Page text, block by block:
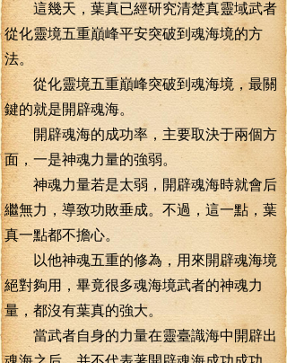
這幾天，葉真已經研究清楚真靈域武者
從化靈境五重巔峰平安突破到魂海境的方
法。
從化靈境五重巔峰突破到魂海境，最關
鍵的就是開辟魂海。
開辟魂海的成功率，主要取決于兩個方
面，一是神魂力量的強弱。
神魂力量若是太弱，開辟魂海時就會后
繼無力，導致功敗垂成。不過，這一點，葉
真一點都不擔心。
以他神魂五重的修為，用來開辟魂海境
絕對夠用，畢竟很多魂海境武者的神魂力
量，都沒有葉真的強大。
當武者自身的力量在靈臺識海中開辟出